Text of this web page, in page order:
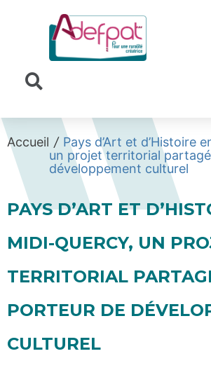
Accueil / Pays d’Art et d’Histoire
un projet territorial
développement culturel
PAYS D’ART ET
MIDI-QUERCY, UN
TERRITORIAL
PORTEUR DE
CULTUREL